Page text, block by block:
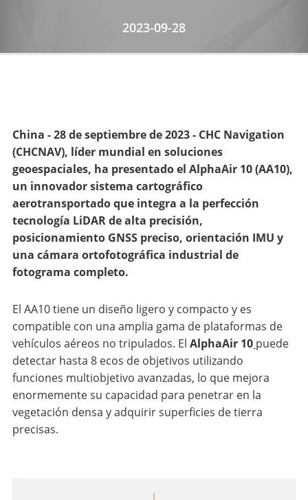
2023-09-28
China - 28 de septiembre de 2023 - CHC Navigation
(CHCNAV), líder mundial en soluciones
geoespaciales, ha presentado el AlphaAir 10 (AA10),
un innovador sistema cartográfico
aerotransportado que integra a la perfección
tecnología LiDAR de alta precisión,
posicionamiento GNSS preciso, orientación IMU y
una cámara ortofotográfica industrial de
fotograma completo.
El AA10 tiene un diseño ligero y compacto y es
compatible con una amplia gama de plataformas de
vehículos aéreos no tripulados. ElAlphaAir 10 puede
detectar hasta 8 ecos de objetivos utilizando
funciones multiobjetivo avanzadas, lo que mejora
enormemente su capacidad para penetrar en la
vegetación densa y adquirir superficies de tierra
precisas.